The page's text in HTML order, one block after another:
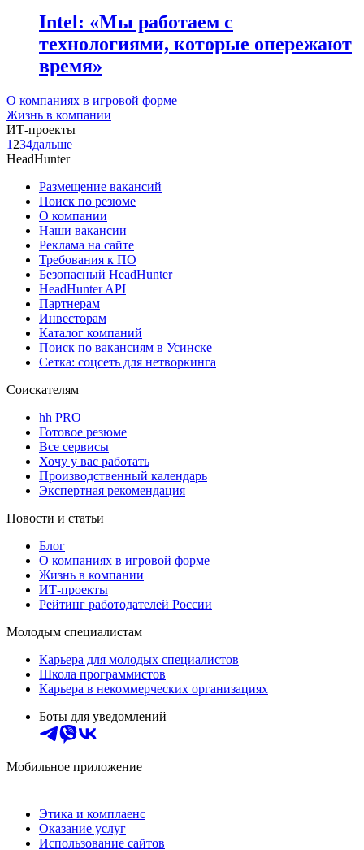
Intel: «Мы работаем с
технологиями, которые опережают
время»
О компаниях в игровой форме
Жизнь в компании
ИТ-проекты
1 234дальше
HeadHunter
Размещение вакансий
Поиск по резюме
О компании
Наши вакансии
Реклама на сайте
Требования к ПО
Безопасный HeadHunter
HeadHunter API
Партнерам
Инвесторам
Каталог компаний
Поиск по вакансиям в Усинске
Сетка: соцсеть для нетворкинга
Соискателям
hh PRO
Готовое резюме
Все сервисы
Хочу у вас работать
Производственный календарь
Экспертная рекомендация
Новости и статьи
Блог
О компаниях в игровой форме
Жизнь в компании
ИТ-проекты
Рейтинг работодателей России
Молодым специалистам
Карьера для молодых специалистов
Школа программистов
Карьера в некоммерческих организациях
Боты для уведомлений
Мобильное приложение
Этика и комплаенс
Оказание услуг
Использование сайтов